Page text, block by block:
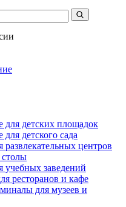
для детских площадок
детского сада
центров
учебных заведений
ресторанов и кафе
для музеев и